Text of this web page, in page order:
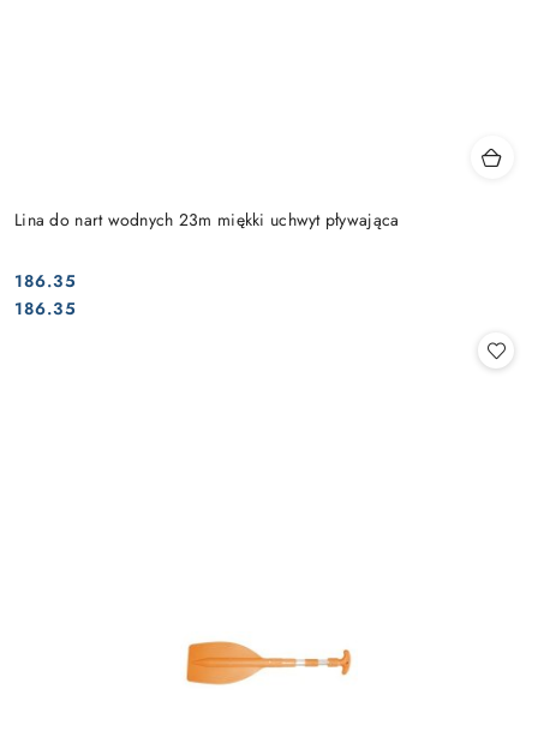
Lina do nart wodnych 23m miękki uchwyt pływająca
Cena:
186.35
Cena:
186.35